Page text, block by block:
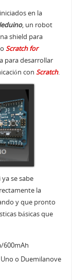
en la
, un robot
shield para
Scratch for
para desarrollar
con Scratch.
ya se sabe
la
y que pronto
básicas que
600mAh
o Duemilanove